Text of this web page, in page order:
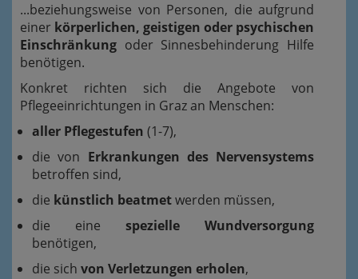
...beziehungsweise von Personen, die aufgrund
einer körperlichen, geistigen oder psychischen
Einschränkung oder Sinnesbehinderung Hilfe
benötigen.
Konkret richten sich die Angebote von
Pflegeeinrichtungen in Graz an Menschen:
aller Pflegestufen (1-7),
die von Erkrankungen des Nervensystems
betroffen sind,
die künstlich beatmetwerden müssen,
die eine spezielle Wundversorgung
benötigen,
die sich von Verletzungen erholen,